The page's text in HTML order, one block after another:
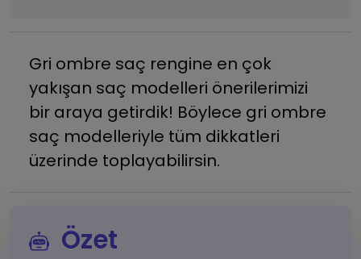
Gri ombre saç rengine en çok
yakışan saç modelleri önerilerimizi
bir araya getirdik! Böylece gri ombre
saç modelleriyle tüm dikkatleri
üzerinde toplayabilirsin.
Özet